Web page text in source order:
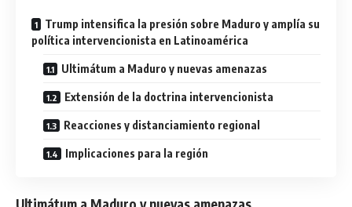
Trump intensifica la presión sobre Maduro y amplía su
política intervencionista en Latinoamérica
Ultimátum a Maduro y nuevas amenazas
Extensión de la doctrina intervencionista
Reacciones y distanciamiento regional
Implicaciones para la región